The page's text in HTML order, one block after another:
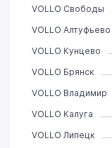
VOLLO Свободы
VOLLO Алтуфьево
VOLLO Кунцево
VOLLO Брянск
VOLLO Владимир
VOLLO Калуга
VOLLO Липецк